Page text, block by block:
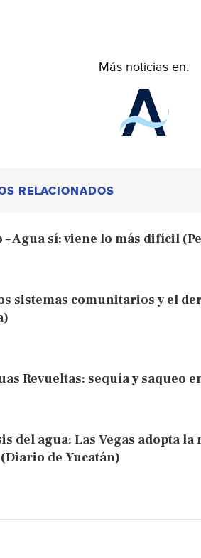
Más noticias en:
RELACIONADOS
– Agua sí: viene lo más difícil
sistemas comunitarios y el
Revueltas: sequía y saqueo
del agua: Las Vegas adopta
de Yucatán)